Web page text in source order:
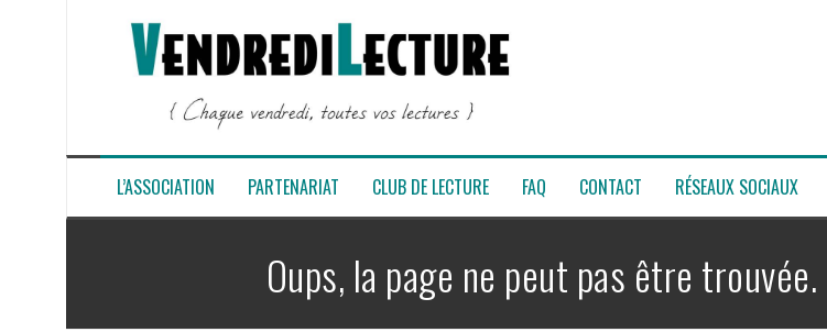
L’ASSOCIATION PARTENARIAT CLUB DE LECTURE FAQ CONTACT RÉSEAUX SOCIAUX
Oups, la page ne peut pas être trouvée.